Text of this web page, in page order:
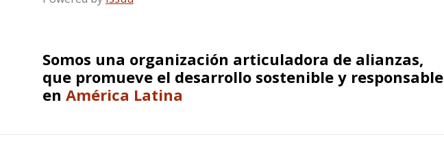
Somos una organización articuladora de alianzas,
que promueve el desarrollo sostenible y responsable
en América Latina